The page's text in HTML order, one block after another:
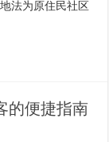
法为原住民社区
的便捷指南